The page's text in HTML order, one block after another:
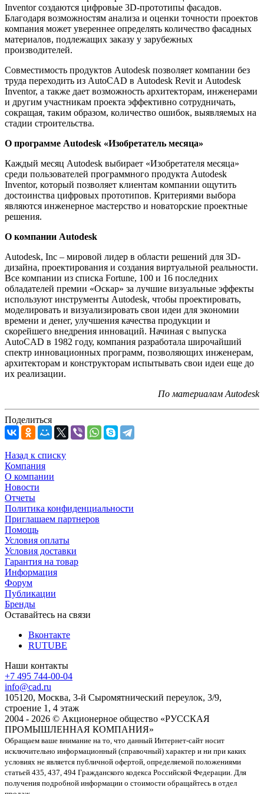
Inventor создаются цифровые 3D-прототипы фасадов.
Благодаря возможностям анализа и оценки точности проектов
компания может увереннее определять количество фасадных
материалов, подлежащих заказу у зарубежных
производителей.
Совместимость продуктов Autodesk позволяет компании без
труда переходить из AutoCAD в Autodesk Revit и Autodesk
Inventor, а также дает возможность архитекторам, инженерами
и другим участникам проекта эффективно сотрудничать,
сокращая, таким образом, количество ошибок, выявляемых на
стадии строительства.
О программе Autodesk «Изобретатель месяца»
Каждый месяц Autodesk выбирает «Изобретателя месяца»
среди пользователей программного продукта Autodesk
Inventor, который позволяет клиентам компании ощутить
достоинства цифровых прототипов. Критериями выбора
являются инженерное мастерство и новаторские проектные
решения.
О компании Autodesk
Autodesk, Inc – мировой лидер в области решений для 3D-
дизайна, проектирования и создания виртуальной реальности.
Все компании из списка Fortune, 100 и 16 последних
обладателей премии «Оскар» за лучшие визуальные эффекты
используют инструменты Autodesk, чтобы проектировать,
моделировать и визуализировать свои идеи для экономии
времени и денег, улучшения качества продукции и
скорейшего внедрения инноваций. Начиная с выпуска
AutoCAD в 1982 году, компания разработала широчайший
спектр инновационных программ, позволяющих инженерам,
архитекторам и конструкторам испытывать свои идеи еще до
их реализации.
По материалам Autodesk
Поделиться
Назад к списку
Компания
О компании
Новости
Отчеты
Политика конфиденциальности
Приглашаем партнеров
Помощь
Условия оплаты
Условия доставки
Гарантия на товар
Информация
Форум
Публикации
Бренды
Оставайтесь на связи
Вконтакте
RUTUBE
Наши контакты
+7 495 744-00-04
info@cad.ru
105120, Москва, 3-й Сыромятнический переулок, 3/9,
строение 1, 4 этаж
2004 - 2026 © Акционерное общество «РУССКАЯ
ПРОМЫШЛЕННАЯ КОМПАНИЯ»
Обращаем ваше внимание на то, что данный Интернет-сайт носит
исключительно информационный (справочный) характер и ни при каких
условиях не является публичной офертой, определяемой положениями
статьей 435, 437, 494 Гражданского кодекса Российской Федерации. Для
получения подробной информации о стоимости обращайтесь в отдел